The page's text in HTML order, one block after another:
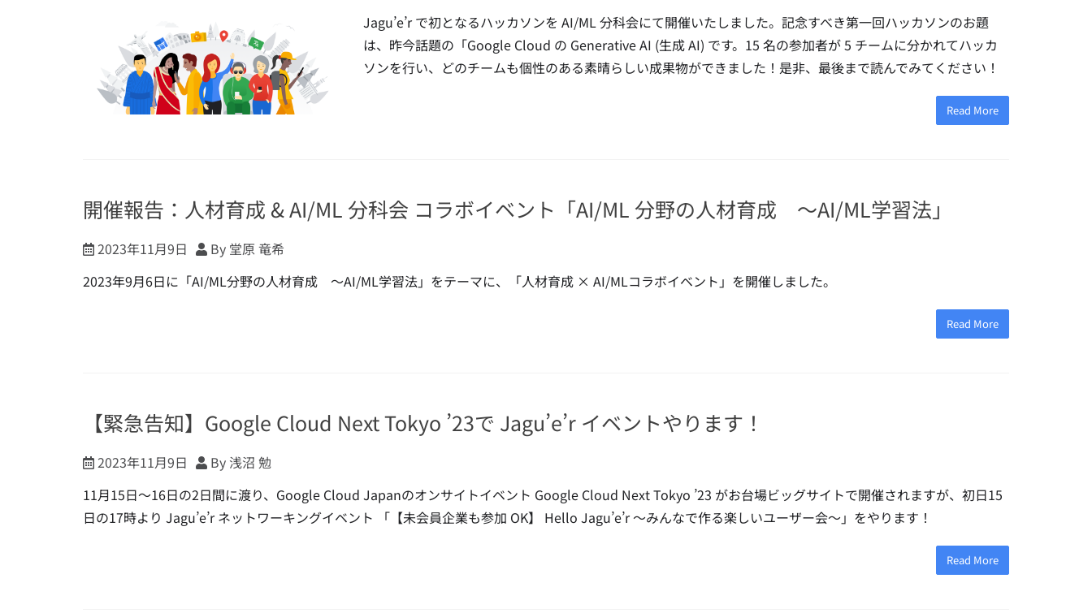
Jagu’e’r で初となるハッカソンを AI/ML 分科会にて開催いたしました。記念すべき第一回ハッカソンのお題
は、昨今話題の「Google Cloud の Generative AI (生成 AI) です。15 名の参加者が 5 チームに分かれてハッカ
ソンを行い、どのチームも個性のある素晴らしい成果物ができました！是非、最後まで読んでみてください！
Read More
開催報告：人材育成 & AI/ML 分科会 コラボイベント「AI/ML 分野の人材育成 〜AI/ML学習法」
2023年11月9日
By 堂原 竜希
2023年9月6日に「AI/ML分野の人材育成 〜AI/ML学習法」をテーマに、「人材育成 × AI/MLコラボイベント」を開催しました。
Read More
【緊急告知】Google Cloud Next Tokyo ’23で Jagu’e’r イベントやります！
2023年11月9日
By 浅沼 勉
11月15日〜16日の2日間に渡り、Google Cloud Japanのオンサイトイベント Google Cloud Next Tokyo ’23 がお台場ビッグサイトで開催されますが、初日15
日の17時より Jagu’e’r ネットワーキングイベント 「【未会員企業も参加 OK】 Hello Jagu’e’r ～みんなで作る楽しいユーザー会～」をやります！
Read More